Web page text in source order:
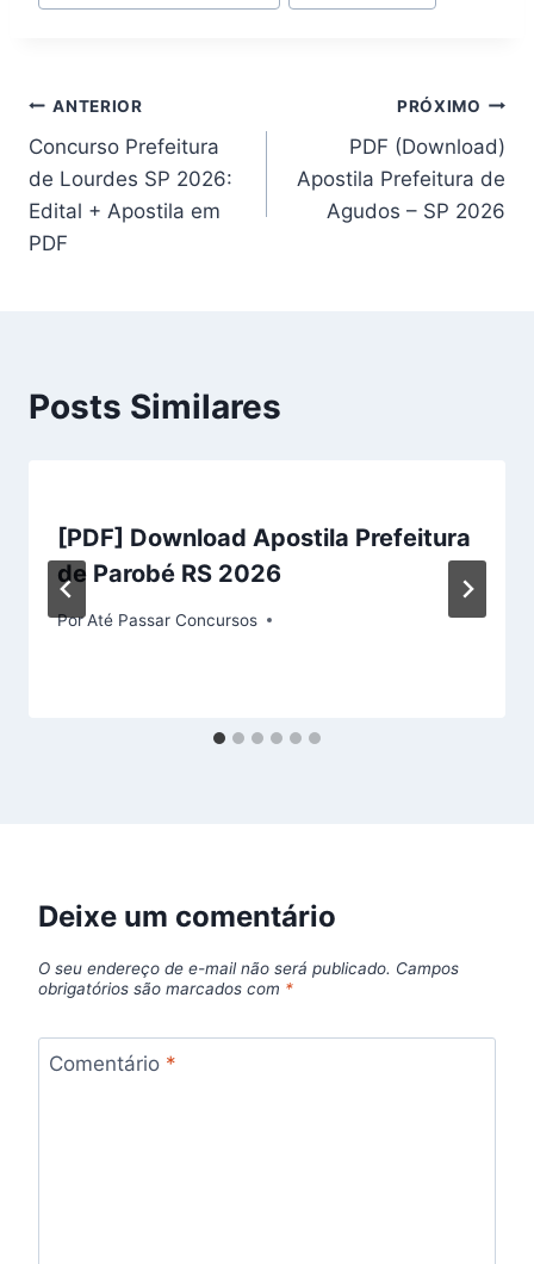
Navegação
de
Post
ANTERIOR
Concurso Prefeitura
de Lourdes SP 2026:
Edital + Apostila em
PDF
PRÓXIMO
PDF (Download)
Apostila Prefeitura de
Agudos – SP 2026
Posts Similares
[PDF] Download Apostila Prefeitura
de Parobé RS 2026
PorAté Passar Concursos
Deixe um comentário
O seu endereço de e-mail não será publicado. Campos
obrigatórios são marcados com *
Comentário *